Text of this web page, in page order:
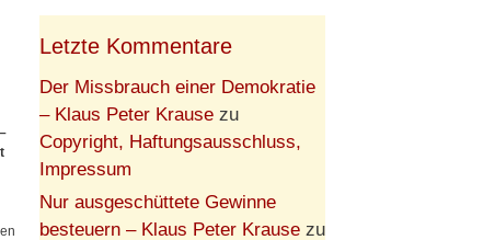
Letzte Kommentare
Der Missbrauch einer Demokratie
– Klaus Peter Krause zu
Copyright, Haftungsausschluss,
Impressum
Nur ausgeschüttete Gewinne
besteuern – Klaus Peter Krause zu